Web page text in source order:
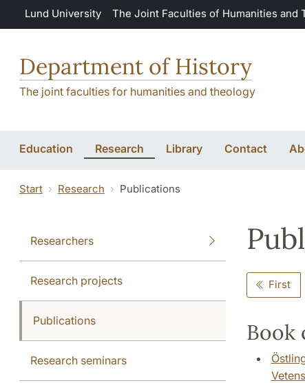
Skip to main content
Lund University The Joint Faculties of Humanities and
Department of History
The joint faculties for humanities and theology
Education Research Library Contact
Start Research Publications
Researchers
Research projects
Publications
Research seminars
First
Book